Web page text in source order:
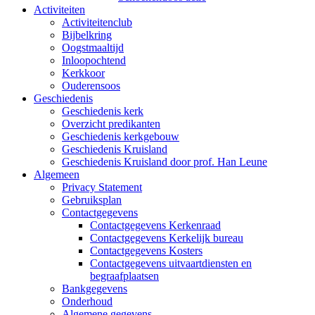
Activiteiten
Activiteitenclub
Bijbelkring
Oogstmaaltijd
Inloopochtend
Kerkkoor
Ouderensoos
Geschiedenis
Geschiedenis kerk
Overzicht predikanten
Geschiedenis kerkgebouw
Geschiedenis Kruisland
Geschiedenis Kruisland door prof. Han Leune
Algemeen
Privacy Statement
Gebruiksplan
Contactgegevens
Contactgegevens Kerkenraad
Contactgegevens Kerkelijk bureau
Contactgegevens Kosters
Contactgegevens uitvaartdiensten en
begraafplaatsen
Bankgegevens
Onderhoud